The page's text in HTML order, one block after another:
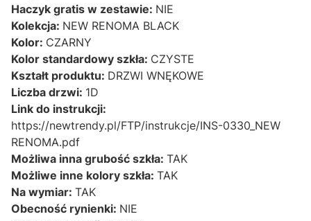
Haczyk gratis w zestawie: NIE
Kolekcja: NEW RENOMA BLACK
Kolor: CZARNY
Kolor standardowy szkła: CZYSTE
Kształt produktu: DRZWI WNĘKOWE
Liczba drzwi: 1D
Link do instrukcji:
https://newtrendy.pl/FTP/instrukcje/INS-0330_NEW
RENOMA.pdf
Możliwa inna grubość szkła: TAK
Możliwe inne kolory szkła: TAK
Na wymiar: TAK
Obecność rynienki: NIE